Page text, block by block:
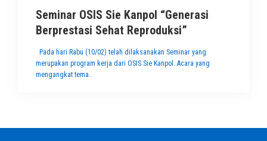
Seminar OSIS Sie Kanpol “Generasi
Berprestasi Sehat Reproduksi”
Pada hari Rabu (10/02) telah dilaksanakan Seminar yang
merupakan program kerja dari OSIS Sie Kanpol. Acara yang
mengangkat tema..